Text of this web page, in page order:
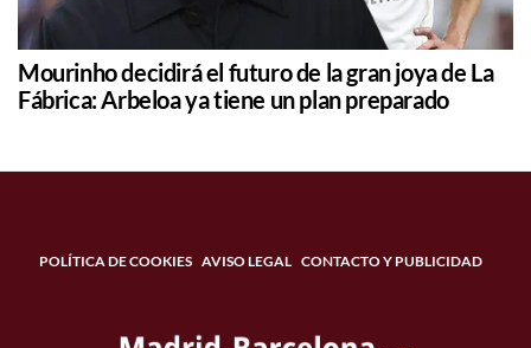
Mourinho decidirá el futuro de la gran joya de La
Fábrica: Arbeloa ya tiene un plan preparado
POLÍTICA DE COOKIES AVISO LEGAL CONTACTO Y PUBLICIDAD